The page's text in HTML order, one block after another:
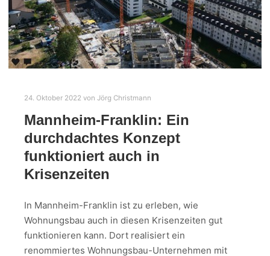
24. Oktober 2022 von Jörg Christmann
Mannheim-Franklin: Ein
durchdachtes Konzept
funktioniert auch in
Krisenzeiten
In Mannheim-Franklin ist zu erleben, wie
Wohnungsbau auch in diesen Krisenzeiten gut
funktionieren kann. Dort realisiert ein
renommiertes Wohnungsbau-Unternehmen mit